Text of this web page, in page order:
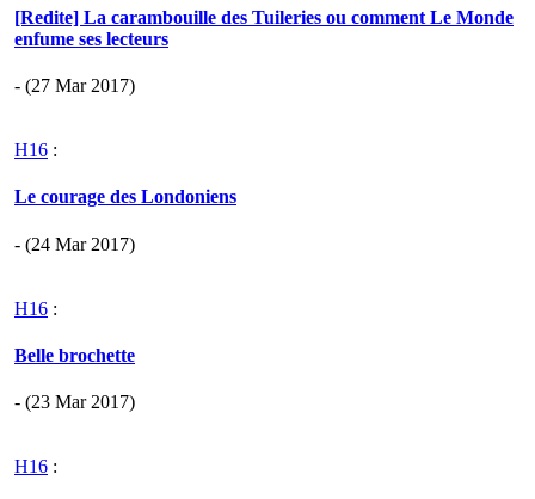
[Redite] La carambouille des Tuileries ou comment Le Monde
enfume ses lecteurs
- (27 Mar 2017)
H16 :
Le courage des Londoniens
- (24 Mar 2017)
H16 :
Belle brochette
- (23 Mar 2017)
H16 :